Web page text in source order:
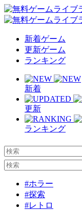
新着ゲーム
更新ゲーム
ランキング
新着
更新
ランキング
#ホラー
#探索
#レトロ